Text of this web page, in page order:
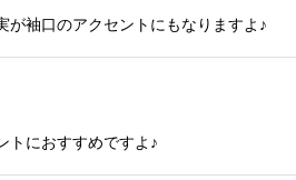
袖口のアクセントにもなりますよ♪
トにおすすめですよ♪